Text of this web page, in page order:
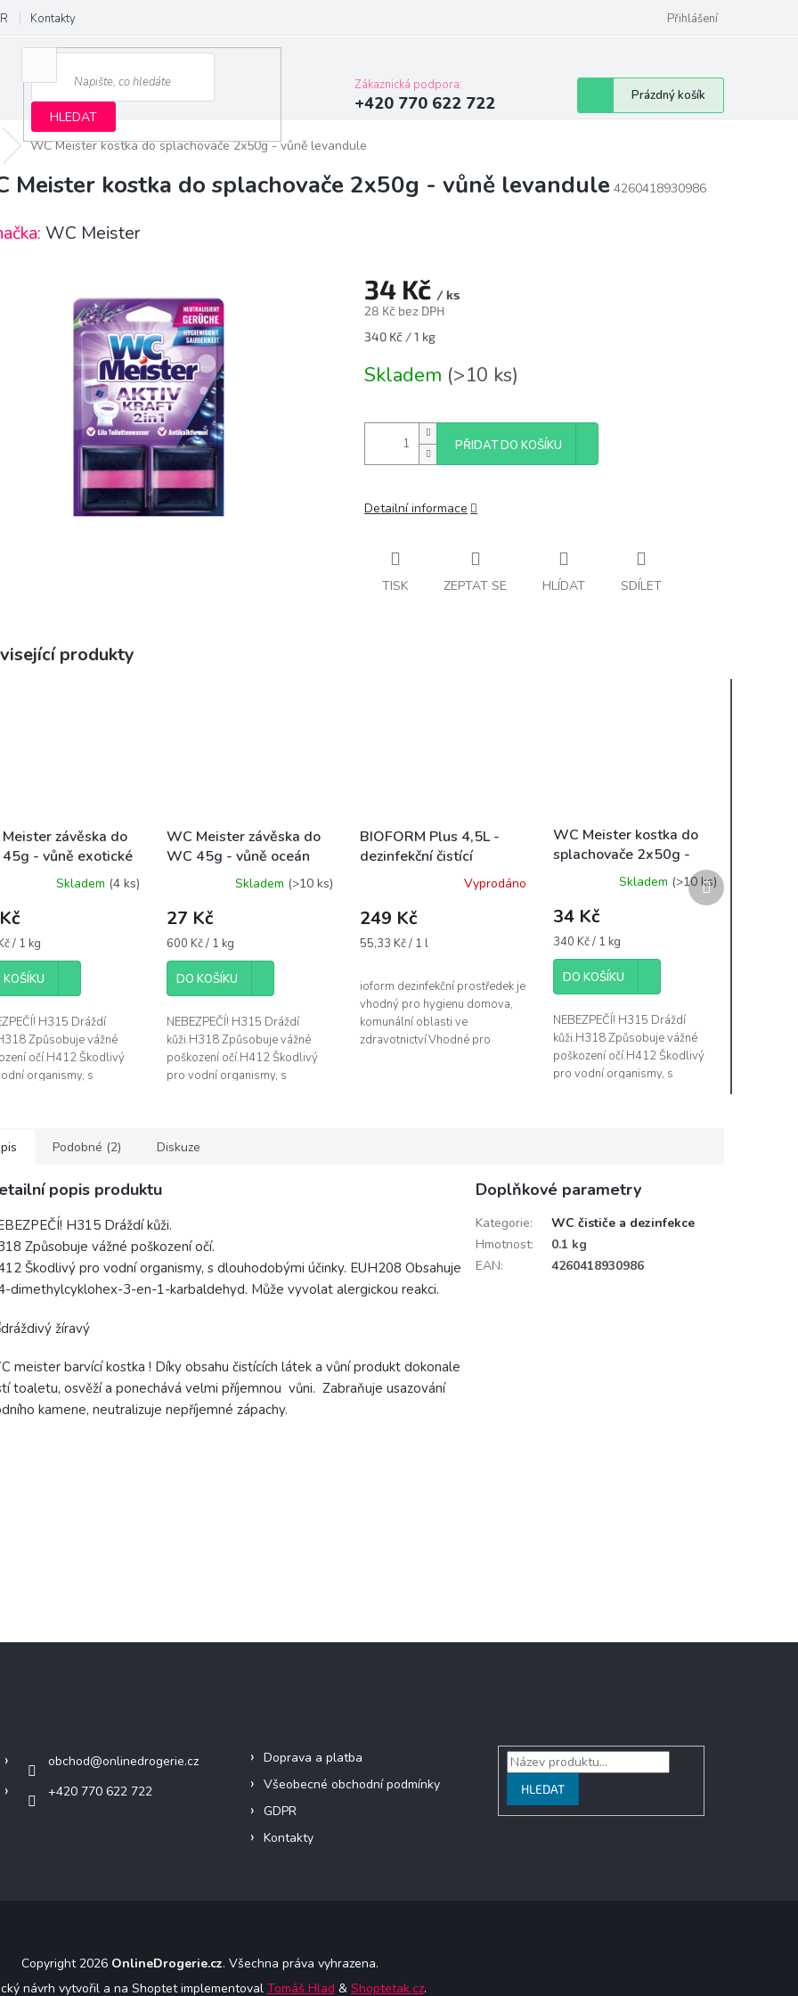
Kontakty Přihlášení
HLEDAT
Zákaznická podpora:
+420 770 622 722
Nákupní
košík
Prázdný košík
WC Meister kostka do splachovače 2x50g - vůně levandule
Meister kostka do splachovače 2x50g - vůně levandule 4260418930986
WC Meister
34 Kč / ks
28 Kč bez DPH
Měrná
340 Kč / 1 kg
Skladem (>10 ks)
PŘIDAT DO KOŠÍKU
Detailní informace
TISK ZEPTAT SE HLÍDAT SDÍLET
produkty
závěska do
- vůně exotické
Skladem (4 ks)
/ 1 kg
H315 Dráždí
Způsobuje vážné
očí.H412 Škodlivý
organismy, s
WC Meister závěska do
WC 45g - vůně oceán
Skladem (>10 ks)
27 Kč
Měrná
cena:
600 Kč / 1 kg
DO KOŠÍKU
NEBEZPEČÍ! H315 Dráždí
kůži.H318 Způsobuje vážné
poškození očí.H412 Škodlivý
pro vodní organismy, s
BIOFORM Plus 4,5L -
dezinfekční čistící
Vyprodáno
249 Kč
Měrná
55,33 Kč / 1 l
ioform dezinfekční prostředek je
vhodný pro hygienu domova,
komunální oblasti ve
zdravotnictví.Vhodné pro
WC Meister kostka do
splachovače 2x50g -
vůně mořeSkladem (>10 ks)
34 Kč
Měrná
cena:
340 Kč / 1 kg
DO KOŠÍKU
NEBEZPEČÍ! H315 Dráždí
kůži.H318 Způsobuje vážné
poškození očí.H412 Škodlivý
pro vodní organismy, s
Další
produkt
Podobné (2) Diskuze
popis produktu
H315 Dráždí kůži.
Způsobuje vážné poškození očí.
Škodlivý pro vodní organismy, s dlouhodobými účinky. EUH208 Obsahuje
dimethylcyklohex-3-en-1-karbaldehyd. Může vyvolat alergickou reakci.
meister barvící kostka ! Díky obsahu čistících látek a vůní produkt dokonale
toaletu, osvěží a ponechává velmi příjemnou vůni. Zabraňuje usazování
kamene, neutralizuje nepříjemné zápachy.
Doplňkové parametry
Kategorie:
WC čističe a dezinfekce
Hmotnost:
0.1 kg
EAN: 4260418930986
obchod@onlinedrogerie.cz
+420 770 622 722
Doprava a platba
Všeobecné obchodní podmínky
GDPR
Kontakty
HLEDAT
Copyright 2026 OnlineDrogerie.cz. Všechna práva vyhrazena.
návrh vytvořil a na Shoptet implementoval Tomáš Hlad & Shoptetak.cz.